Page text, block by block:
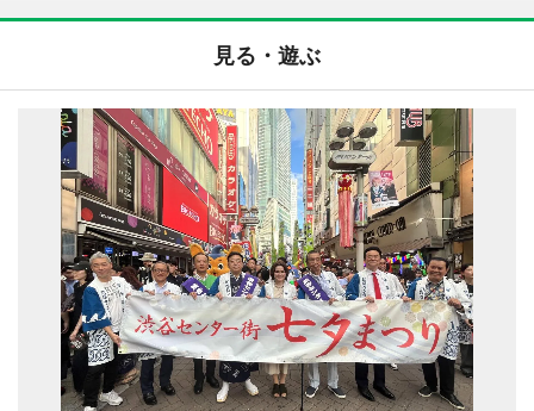
見る・遊ぶ